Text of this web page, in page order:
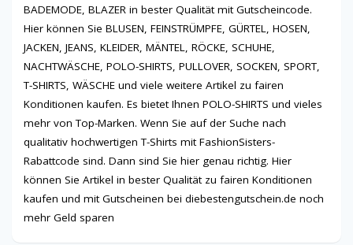
BADEMODE, BLAZER in bester Qualität mit Gutscheincode.
Hier können Sie BLUSEN, FEINSTRÜMPFE, GÜRTEL, HOSEN,
JACKEN, JEANS, KLEIDER, MÄNTEL, RÖCKE, SCHUHE,
NACHTWÄSCHE, POLO-SHIRTS, PULLOVER, SOCKEN, SPORT,
T-SHIRTS, WÄSCHE und viele weitere Artikel zu fairen
Konditionen kaufen. Es bietet Ihnen POLO-SHIRTS und vieles
mehr von Top-Marken. Wenn Sie auf der Suche nach
qualitativ hochwertigen T-Shirts mit FashionSisters-
Rabattcode sind. Dann sind Sie hier genau richtig. Hier
können Sie Artikel in bester Qualität zu fairen Konditionen
kaufen und mit Gutscheinen bei diebestengutschein.de noch
mehr Geld sparen